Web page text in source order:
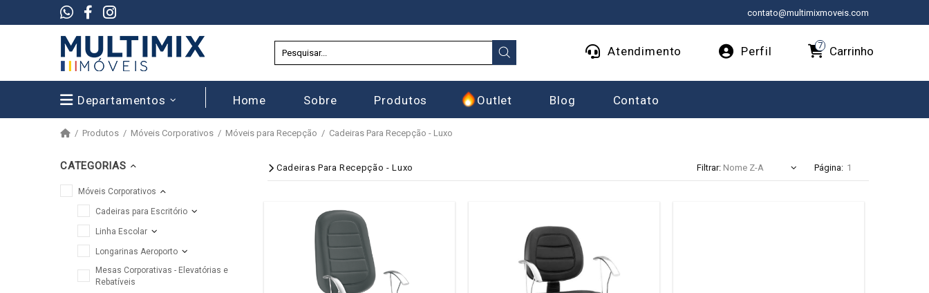
contato@multimixmoveis.com
Atendimento Perfil Carrinho
7
Departamentos Home Sobre Produtos Outlet Blog Contato
Produtos Móveis Corporativos Móveis para Recepção Cadeiras Para Recepção - Luxo
CATEGORIAS
Móveis Corporativos
Cadeiras para Escritório
Linha Escolar
Longarinas Aeroporto
Mesas Corporativas - Elevatórias e
Rebatíveis
Cadeiras Para Recepção - Luxo Filtrar: Página: